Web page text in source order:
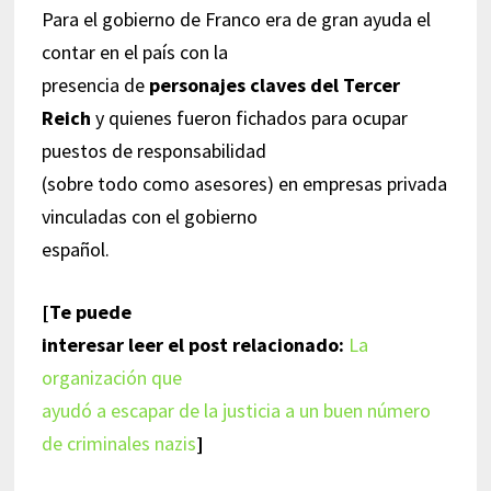
Para el gobierno de Franco era de gran ayuda el
contar en el país con la
presencia de personajes claves del Tercer
Reich y quienes fueron fichados para ocupar
puestos de responsabilidad
(sobre todo como asesores) en empresas privada
vinculadas con el gobierno
español.
[Te puede
interesar leer el post relacionado: La
organización que
ayudó a escapar de la justicia a un buen número
de criminales nazis]